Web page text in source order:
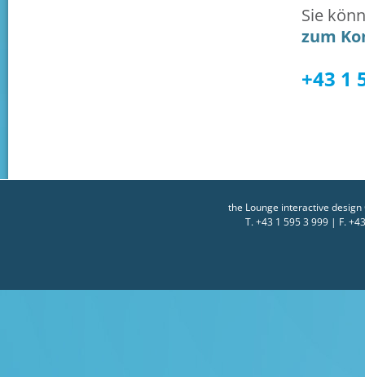
Sie
zum
+43 1
the Lounge interactive
T. +43 1 595 3 999 | F.